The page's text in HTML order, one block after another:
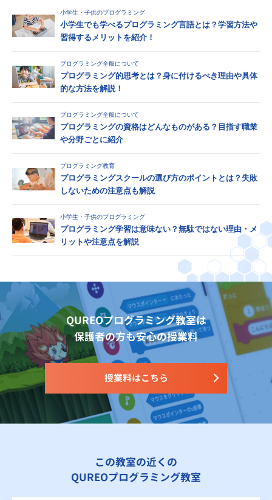
小学生・子供のプログラミング
小学生でも学べるプログラミング言語とは？学習方法や
習得するメリットを紹介！
プログラミング全般について
プログラミング的思考とは？身に付けるべき理由や具体
的な方法を解説！
プログラミング全般について
プログラミングの資格はどんなものがある？目指す職業
や分野ごとに紹介
プログラミング教育
プログラミングスクールの選び方のポイントとは？失敗
しないための注意点も解説
小学生・子供のプログラミング
プログラミング学習は意味ない？無駄ではない理由・メ
リットや注意点を解説
QUREOプログラミング教室は
保護者の方も安心の授業料
授業料はこちら
この教室の近くの
QUREOプログラミング教室